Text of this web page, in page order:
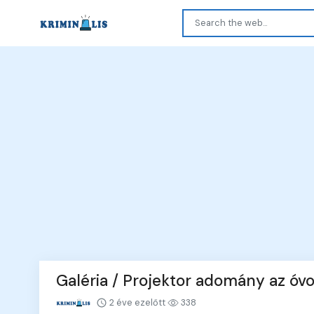
Galéria / Projektor adomány az
2 éve ezelőtt 338